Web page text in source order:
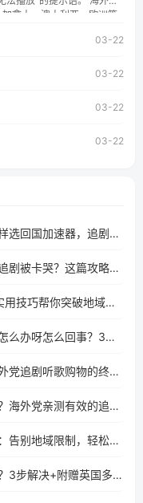
地区和版权限制所困扰。
拿大、澳大利亚、欧洲等
陆地区播放。 遇到这
的问题，无论人在香港、
，不再因地区和版权限制
03-22
03-22
03-22
03-22
国外腾讯视频版权限制？海外党这样选回国加速器，追剧听歌办事全搞定
海外不能用腾讯视频？留学生深夜追剧被卡哭？这篇攻略帮你一键回国看剧听歌
在国外怎么可以看腾讯视频？3个实用技巧帮你突破地域限制（附避坑指南）
海外党必看：国外看不了腾讯视频怎么办呀怎么回事？3步解决地区限制
为什么腾讯视频在国外用不了？海外党追剧听歌购物的终极解决方案
手机在国外看不了腾讯视频怎么办？海外党亲测有效的追剧自由指南
海外看腾讯视频免费的电视剧大全：告别地域限制，轻松追剧的实用指南
瑞士怎么用腾讯视频看欧洲杯直播？3步解决+附赠英国多米音乐爱奇艺省钱攻略